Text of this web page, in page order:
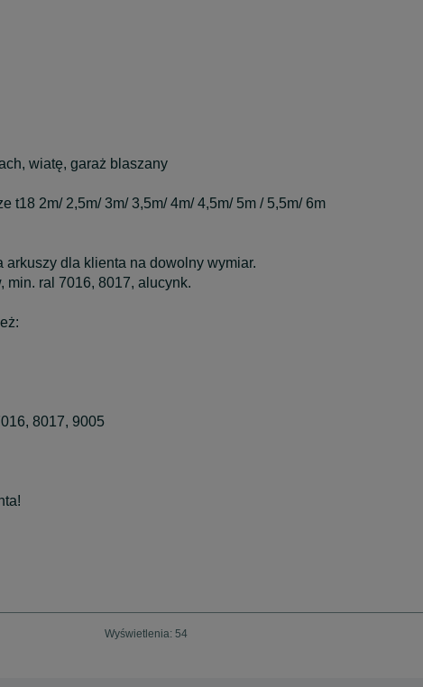
wiatę, garaż blaszany
t18 2m/ 2,5m/ 3m/ 3,5m/ 4m/ 4,5m/ 5m / 5,5m/ 6m
dla klienta na dowolny wymiar.
min. ral 7016, 8017, alucynk.
8017, 9005
Wyświetlenia: 54